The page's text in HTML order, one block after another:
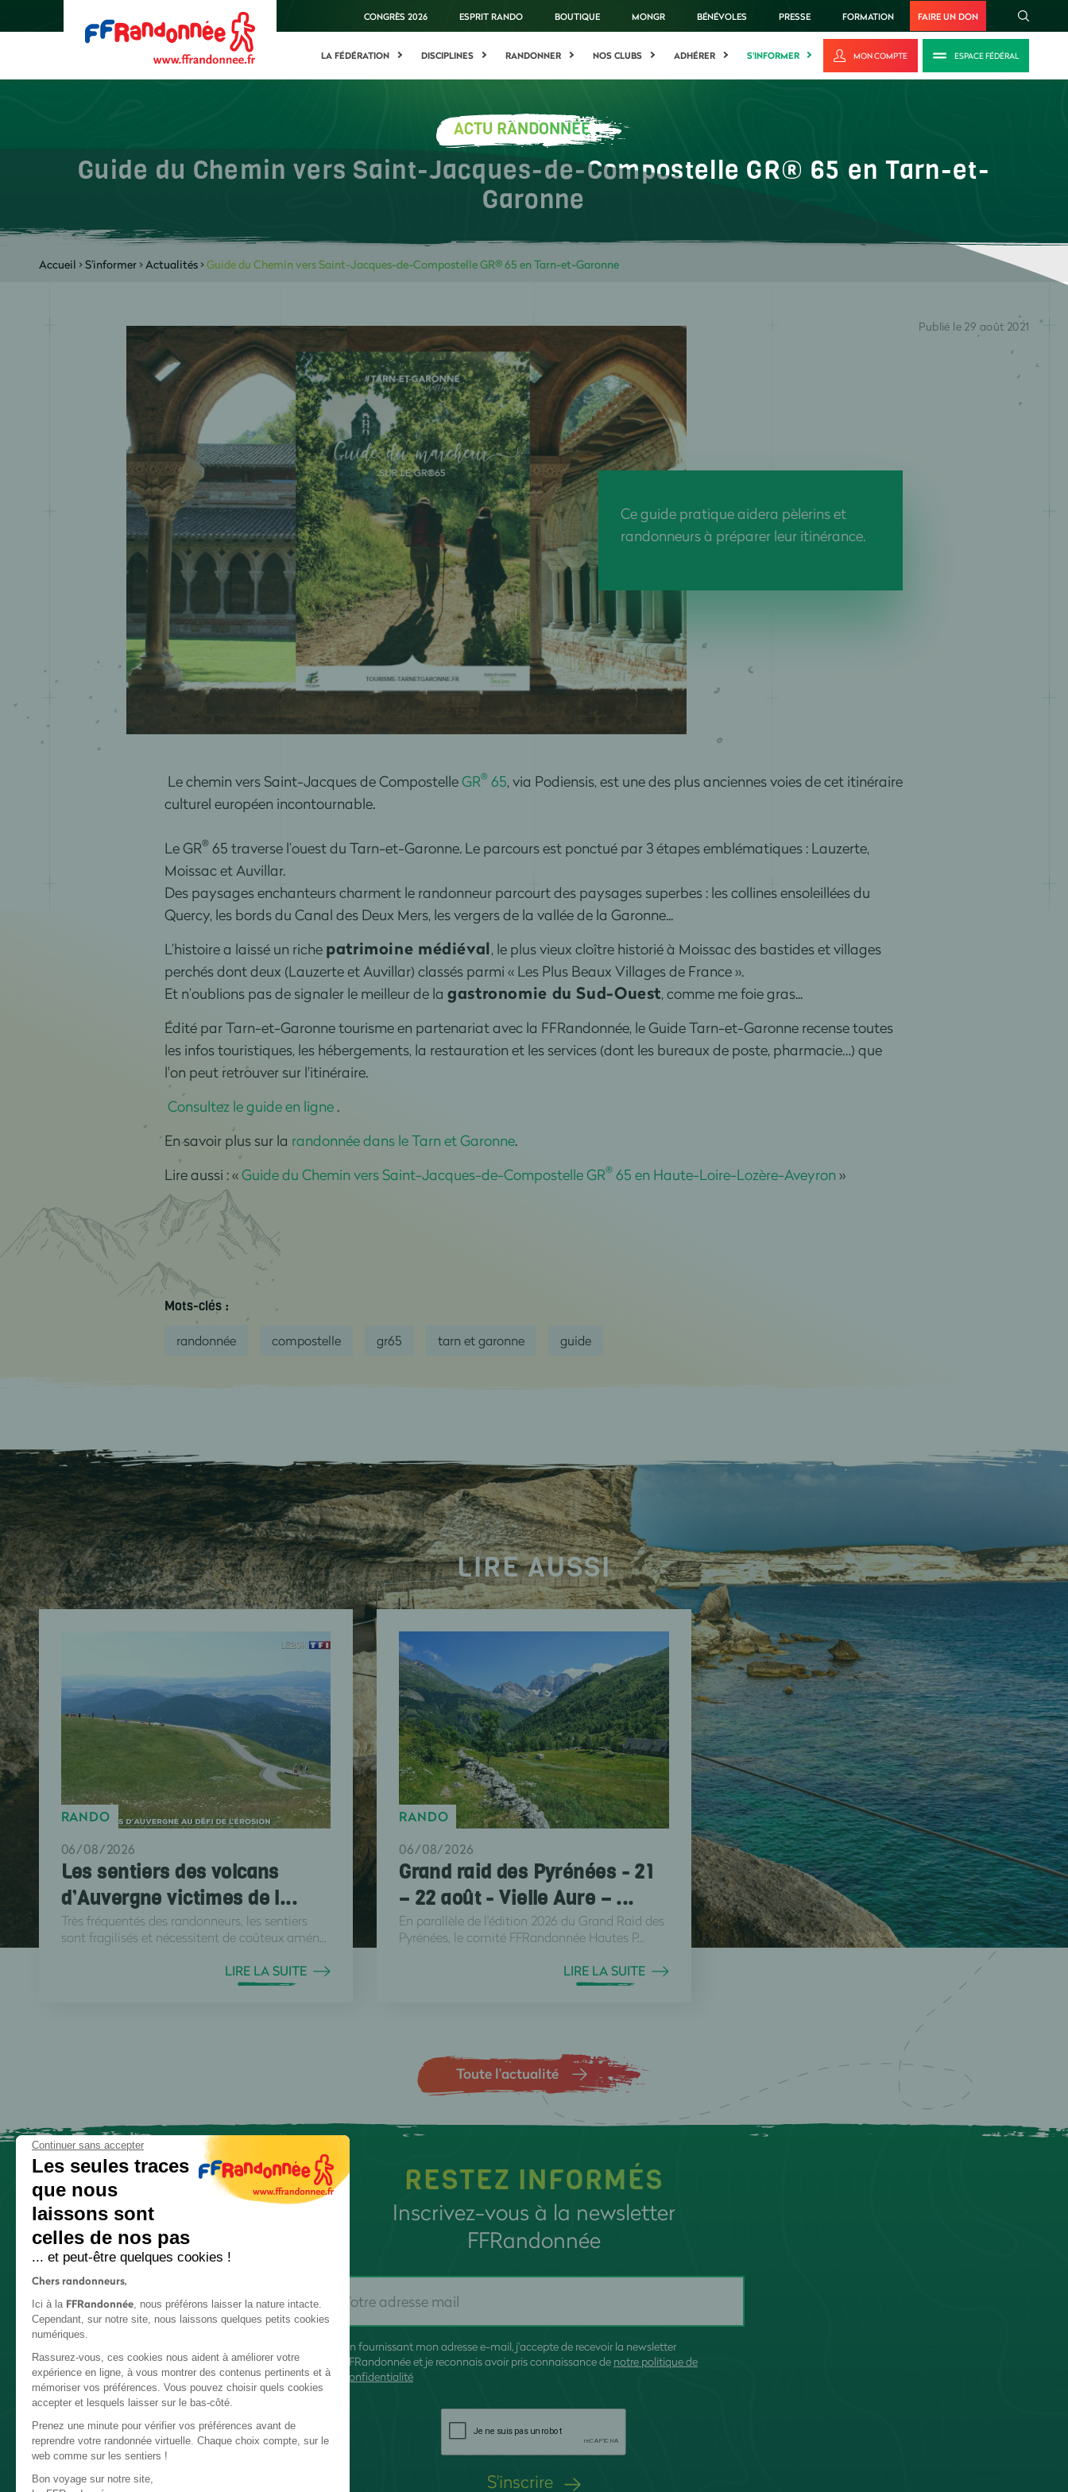
CONGRÈS 2026 ESPRIT RANDO BOUTIQUE MONGR BÉNÉVOLES PRESSE FORMATION FAIRE UN DON
LA FÉDÉRATION DISCIPLINES RANDONNER NOS CLUBS ADHÉRER S'INFORMER MON COMPTE ESPACE FÉDÉRAL
ACTU RANDONNÉE
Guide du Chemin vers Saint-Jacques-de-Compostelle GR® 65 en Tarn-et-
Garonne
Accueil >S'informer>Actualités>Guide du Chemin vers Saint-Jacques-de-Compostelle GR® 65 en Tarn-et-Garonne
Ce guide pratique aidera pèlerins et
randonneurs à préparer leur itinérance.
Publié le 29 août 2021
Le chemin vers Saint-Jacques de CompostelleGR®65, via Podiensis, est une des plus anciennes voies de cet itinéraire
culturel européen incontournable.
Le GR®65 traverse l’ouest du Tarn-et-Garonne. Le parcours est ponctué par 3 étapes emblématiques : Lauzerte,
Moissac et Auvillar.
Des paysages enchanteurs charment le randonneur parcourt des paysages superbes : les collines ensoleillées du
Quercy, les bords du Canal des Deux Mers, les vergers de la vallée de la Garonne...
L’histoire a laissé un riche patrimoine médiéval, le plus vieux cloître historié à Moissac des bastides et villages
perchés dont deux (Lauzerte et Auvillar) classés parmi « Les Plus Beaux Villages de France ».
Et n’oublions pas de signaler le meilleur de la gastronomie du Sud-Ouest, comme me foie gras...
Édité par Tarn-et-Garonne tourisme en partenariat avec la FFRandonnée, le Guide Tarn-et-Garonne recense toutes
les infos touristiques, les hébergements, la restauration et les services (dont les bureaux de poste, pharmacie…) que
l'on peut retrouver sur l'itinéraire.
Consultez le guide en ligne.
En savoir plus sur la randonnée dans le Tarn et Garonne.
Lire aussi : «Guide du Chemin vers Saint-Jacques-de-Compostelle GR®65 en Haute-Loire-Lozère-Aveyron »
Mots-clés :
randonnée compostelle gr65 tarn et garonne guide
LIRE AUSSI
RANDO
06/08/2026
Les sentiers des volcans
d’Auvergne victimes de l...
Très fréquentés des randonneurs, les sentiers
sont fragilisés et nécessitent de coûteux amén...
LIRE LA SUITE
RANDO
06/08/2026
Grand raid des Pyrénées - 21
– 22 août - Vielle Aure – ...
En parallèle de l'édition 2026 du Grand Raid des
Pyrénées, le comité FFRandonnée Hautes P...
LIRE LA SUITE
Toute l’actualité
RESTEZ INFORMÉS
Inscrivez-vous à la newsletter
FFRandonnée
En fournissant mon adresse e-mail, j'accepte de recevoir la newsletter
FFRandonnée et je reconnais avoir pris connaissance de notre politique de
confidentialité
S'inscrire
Continuer sans accepter
Les seules traces
que nous
laissons sont
celles de nos pas
... et peut-être quelques cookies !
Chers randonneurs,
Ici à la FFRandonnée, nous préférons laisser la nature intacte.
Cependant, sur notre site, nous laissons quelques petits cookies
numériques.
Rassurez-vous, ces cookies nous aident à améliorer votre
expérience en ligne, à vous montrer des contenus pertinents et à
mémoriser vos préférences. Vous pouvez choisir quels cookies
accepter et lesquels laisser sur le bas-côté.
Prenez une minute pour vérifier vos préférences avant de
reprendre votre randonnée virtuelle. Chaque choix compte, sur le
web comme sur les sentiers !
Bon voyage sur notre site,